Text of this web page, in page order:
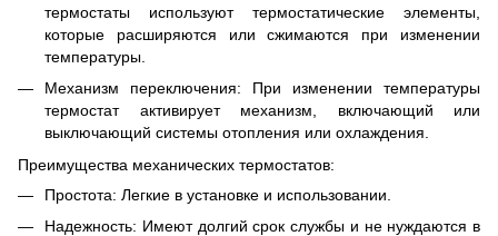
термостаты используют термостатические элементы,
которые расширяются или сжимаются при изменении
температуры.
Механизм переключения: При изменении температуры
термостат активирует механизм, включающий или
выключающий системы отопления или охлаждения.
Преимущества механических термостатов:
Простота: Легкие в установке и использовании.
Надежность: Имеют долгий срок службы и не нуждаются в